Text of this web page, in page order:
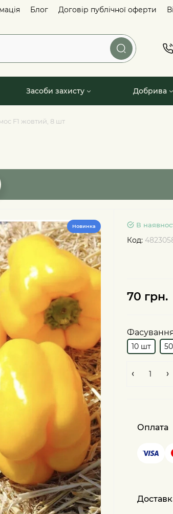
Блог Договір публічної оферти
Засоби захисту Добрива
F1 жовтий, 8 шт
Новинка В
Код:
70 грн.
10 шт
Оплата